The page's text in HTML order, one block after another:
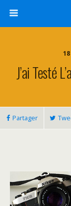
J’ai Testé
Partager